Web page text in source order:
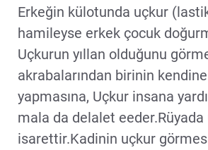
Erkeğin külotunda uçkur
hamileyse erkek çocuk
Uçkurun yıllan olduğunu
akrabalarından birinin
yapmasına, Uçkur insana
mala da delalet eeder.Rüyada
isarettir.Kadinin uçkur